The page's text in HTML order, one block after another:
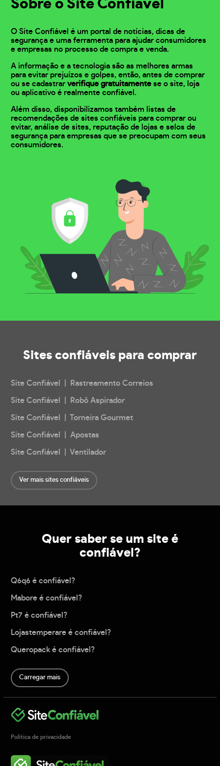
Sobre o Site Confiável
O Site Confiável é um portal de notícias, dicas de
segurança e uma ferramenta para ajudar consumidores
e empresas no processo de compra e venda.
A informação e a tecnologia são as melhores armas
para evitar prejuízos e golpes, então, antes de comprar
ou se cadastrarverifique gratuitamente se o site, loja
ou aplicativo é realmente confiável.
Além disso, disponibilizamos também listas de
recomendações de sites confiáveis para comprar ou
evitar, análise de sites, reputação de lojas e selos de
segurança para empresas que se preocupam com seus
consumidores.
Sites confiáveis para comprar
Site Confiável | Rastreamento Correios
Site Confiável | Robô Aspirador
Site Confiável | Torneira Gourmet
Site Confiável | Apostas
Site Confiável | Ventilador
Ver mais sites confiáveis
Quer saber se um site é
confiável?
Q6q6 é confiável?
Mabore é confiável?
Pt7 é confiável?
Lojastemperare é confiável?
Queropack é confiável?
Carregar mais
Política de privacidade